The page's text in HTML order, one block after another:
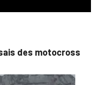
des motocross